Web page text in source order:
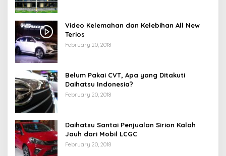
Video Kelemahan dan Kelebihan All New
Terios
February 20, 2018
Belum Pakai CVT, Apa yang Ditakuti
Daihatsu Indonesia?
February 20, 2018
Daihatsu Santai Penjualan Sirion Kalah
Jauh dari Mobil LCGC
February 20, 2018